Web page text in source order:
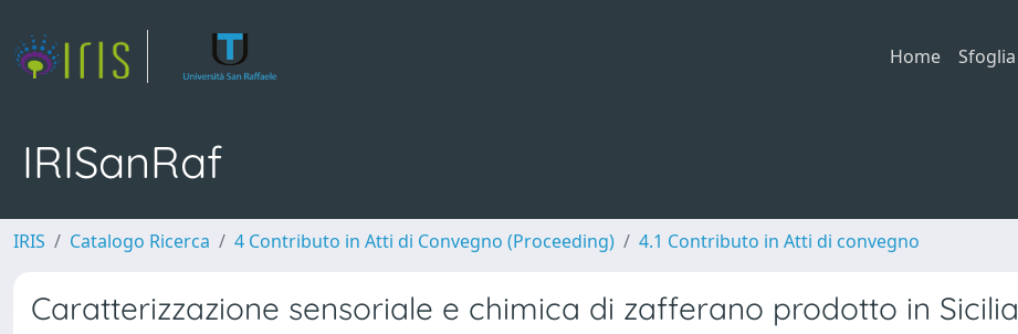
Home Sfoglia
IRISanRaf
IRIS Catalogo Ricerca 4 Contributo in Atti di Convegno (Proceeding) 4.1 Contributo in Atti di convegno
Caratterizzazione sensoriale e chimica di zafferano prodotto in Sicilia